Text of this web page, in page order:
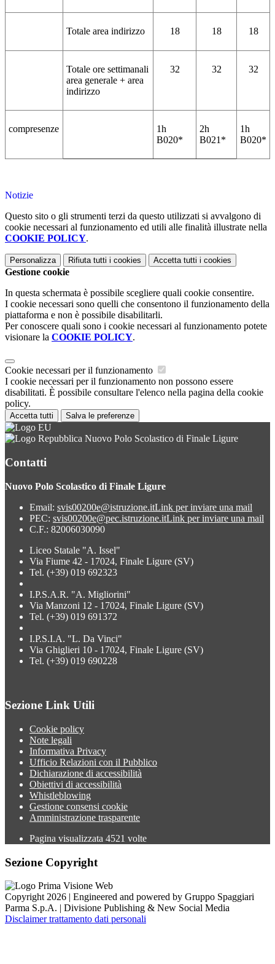
Totale area indirizzo 18 18 18
Totale ore settimanali
area generale + area
indirizzo
32 32 32
compresenze
1h
B020*
2h
B021*
1h
B020*
Notizie
Questo sito o gli strumenti terzi da questo utilizzati si avvalgono di
cookie necessari al funzionamento ed utili alle finalità illustrate nella
COOKIE POLICY.
Personalizza Rifiuta tutti i cookies Accetta tutti i cookies
Gestione cookie
In questa schermata è possibile scegliere quali cookie consentire.
I cookie necessari sono quelli che consentono il funzionamento della
piattaforma e non è possibile disabilitarli.
Per conoscere quali sono i cookie necessari al funzionamento potete
visionare la COOKIE POLICY.
Cookie necessari per il funzionamento
I cookie necessari per il funzionamento non possono essere
disabilitati. È possibile consultare l'elenco nella pagina della cookie
policy.
Accetta tutti Salva le preferenze
Nuovo Polo Scolastico di Finale Ligure
Contatti
Nuovo Polo Scolastico di Finale Ligure
Email: svis00200e@istruzione.itLink per inviare una mail
PEC: svis00200e@pec.istruzione.itLink per inviare una mail
C.F.: 82006030090
Liceo Statale "A. Issel"
Via Fiume 42 - 17024, Finale Ligure (SV)
Tel. (+39) 019 692323
I.P.S.A.R. "A. Migliorini"
Via Manzoni 12 - 17024, Finale Ligure (SV)
Tel. (+39) 019 691372
I.P.S.I.A. "L. Da Vinci"
Via Ghiglieri 10 - 17024, Finale Ligure (SV)
Tel. (+39) 019 690228
Sezione Link Utili
Cookie policy
Note legali
Informativa Privacy
Ufficio Relazioni con il Pubblico
Dichiarazione di accessibilità
Obiettivi di accessibilità
Whistleblowing
Gestione consensi cookie
Amministrazione trasparente
Pagina visualizzata 4521 volte
Sezione Copyright
Copyright 2026 | Engineered and powered by Gruppo Spaggiari
Parma S.p.A. | Divisione Publishing & New Social Media
Disclaimer trattamento dati personali